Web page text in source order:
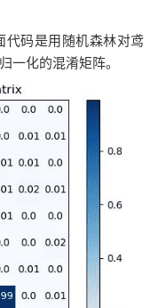
代码是用随机森林对鸢
一化的混淆矩阵。